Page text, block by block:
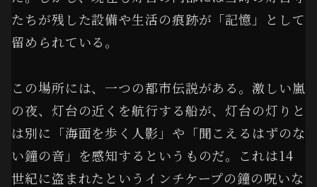
たちが残した設備や生活の痕跡が「記憶」として
留められている。
この場所には、一つの都市伝説がある。激しい嵐
の夜、灯台の近くを航行する船が、灯台の灯りと
は別に「海面を歩く人影」や「聞こえるはずのな
い鐘の音」を感知するというものだ。これは14
世紀に盗まれたというインチケープの鐘の呪いな